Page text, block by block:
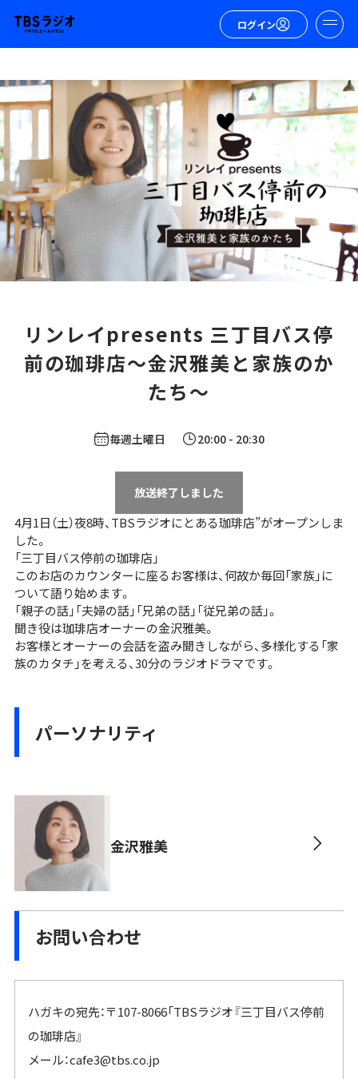
ログイン
リンレイpresents 三丁目バス停
前の珈琲店～金沢雅美と家族のか
たち～
毎週土曜日 20:00 - 20:30
放送終了しました
4月1日（土）夜8時、TBSラジオにとある珈琲店”がオープンしま
した。
「三丁目バス停前の珈琲店」
このお店のカウンターに座るお客様は、何故か毎回「家族」に
ついて語り始めます。
「親子の話」「夫婦の話」「兄弟の話」「従兄弟の話」。
聞き役は珈琲店オーナーの金沢雅美。
お客様とオーナーの会話を盗み聞きしながら、多様化する「家
族のカタチ」を考える、30分のラジオドラマです。
パーソナリティ
金沢雅美
お問い合わせ
ハガキの宛先：〒107-8066「TBSラジオ『三丁目バス停前
の珈琲店』
メール：cafe3@tbs.co.jp